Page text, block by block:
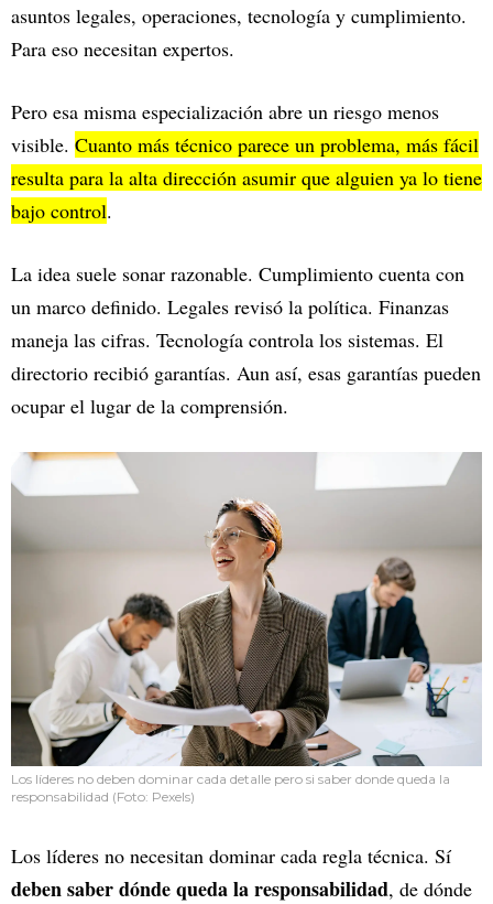
asuntos legales, operaciones, tecnología y cumplimiento.
Para eso necesitan expertos.
Pero esa misma especialización abre un riesgo menos
visible. Cuanto más técnico parece un problema, más fácil
resulta para la alta dirección asumir que alguien ya lo tiene
bajo control.
La idea suele sonar razonable. Cumplimiento cuenta con
un marco definido. Legales revisó la política. Finanzas
maneja las cifras. Tecnología controla los sistemas. El
directorio recibió garantías. Aun así, esas garantías pueden
ocupar el lugar de la comprensión.
Los líderes no deben dominar cada detalle pero si saber donde queda la
responsabilidad (Foto: Pexels)
Los líderes no necesitan dominar cada regla técnica. Sí
deben saber dónde queda la responsabilidad, de dónde